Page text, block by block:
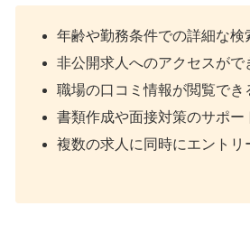
年齢や勤務条件での詳細な検
非公開求人へのアクセスがで
職場の口コミ情報が閲覧でき
書類作成や面接対策のサポー
複数の求人に同時にエントリ